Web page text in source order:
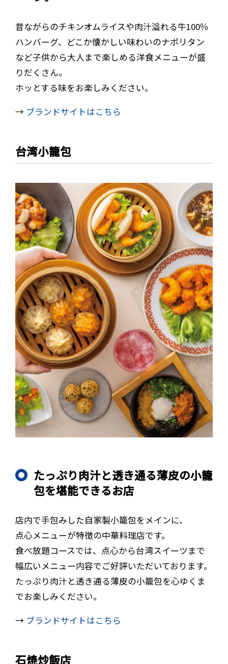
昔ながらのチキンオムライスや肉汁溢れる牛100％
ハンバーグ、どこか懐かしい味わいのナポリタン
など子供から大人まで楽しめる洋食メニューが盛
りだくさん。
ホッとする味をお楽しみください。
→ ブランドサイトはこちら
台湾小籠包
たっぷり肉汁と透き通る薄皮の小籠
包を堪能できるお店
店内で手包みした自家製小籠包をメインに、
点心メニューが特徴の中華料理店です。
食べ放題コースでは、点心から台湾スイーツまで
幅広いメニュー内容でご好評いただいております。
たっぷり肉汁と透き通る薄皮の小籠包を心ゆくま
でお楽しみください。
→ ブランドサイトはこちら
石焼炒飯店